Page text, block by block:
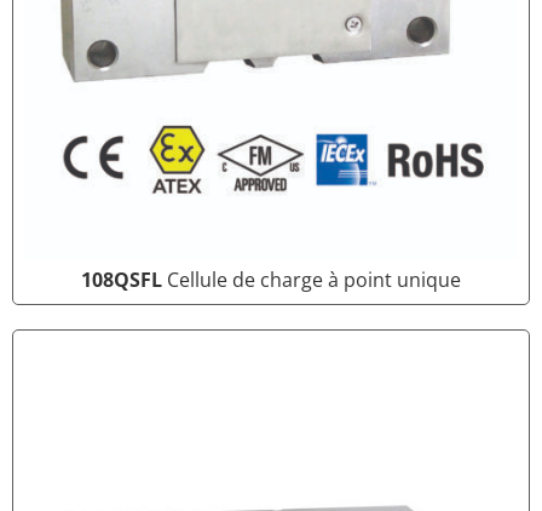
108QSFL Cellule de charge à point unique